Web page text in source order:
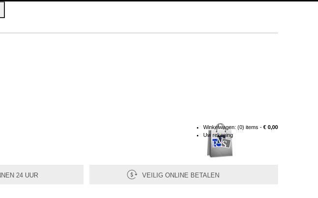
Winkelwagen: (0) items - € 0,00
Uw rekening
24 UUR VEILIG ONLINE BETALEN